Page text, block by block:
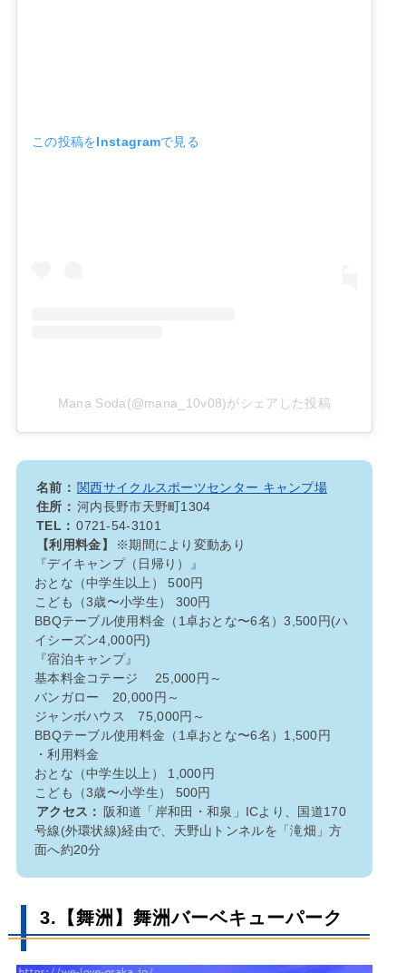
この投稿をInstagramで見る
Mana Soda(@mana_10v08)がシェアした投稿
名前： 関西サイクルスポーツセンター キャンプ場
住所： 河内長野市天野町1304
TEL： 0721-54-3101
【利用料金】
※期間により変動あり
『デイキャンプ（日帰り）』
おとな（中学生以上） 500円
こども（3歳〜小学生） 300円
BBQテーブル使用料金（1卓おとな〜6名）3,500円(ハ
イシーズン4,000円)
『宿泊キャンプ』
基本料金コテージ 25,000円～
バンガロー 20,000円～
ジャンボハウス 75,000円～
BBQテーブル使用料金（1卓おとな〜6名）1,500円
・利用料金
おとな（中学生以上） 1,000円
こども（3歳〜小学生） 500円
アクセス：
阪和道「岸和田・和泉」ICより、国道170
号線(外環状線)経由で、天野山トンネルを「滝畑」方
面へ約20分
3.【舞洲】舞洲バーベキューパーク